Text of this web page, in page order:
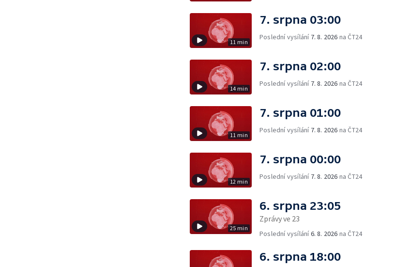
11 min
7. srpna 03:00
Poslední vysílání 7. 8. 2026 na ČT24
14 min
7. srpna 02:00
Poslední vysílání 7. 8. 2026 na ČT24
11 min
7. srpna 01:00
Poslední vysílání 7. 8. 2026 na ČT24
12 min
7. srpna 00:00
Poslední vysílání 7. 8. 2026 na ČT24
25 min
6. srpna 23:05
Zprávy ve 23
Poslední vysílání6. 8. 2026 na ČT24
6. srpna 18:00